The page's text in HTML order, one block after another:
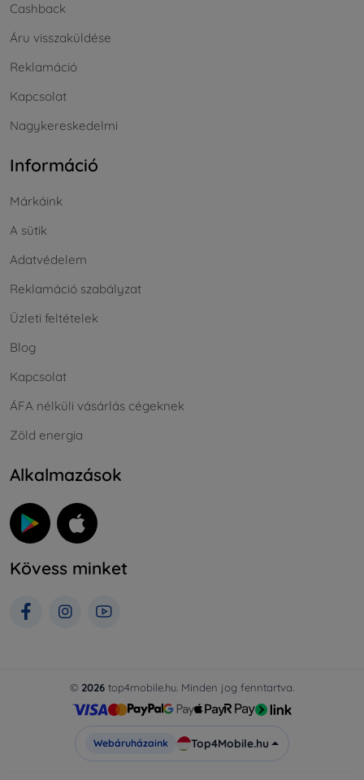
Cashback
Áru visszaküldése
Reklamáció
Kapcsolat
Nagykereskedelmi
Információ
Márkáink
A sütik
Adatvédelem
Reklamáció szabályzat
Üzleti feltételek
Blog
Kapcsolat
ÁFA nélküli vásárlás cégeknek
Zöld energia
Alkalmazások
Kövess minket
© 2026 top4mobile.hu. Minden jog fenntartva.
Webáruházaink Top4Mobile.hu